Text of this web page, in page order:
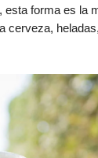
, esta forma es la
cerveza,